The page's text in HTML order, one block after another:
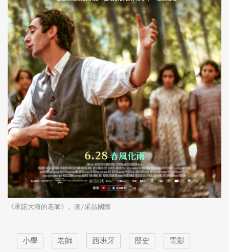
《承諾大海的老師》。圖/采昌國際
小學 老師 西班牙 歷史 電影